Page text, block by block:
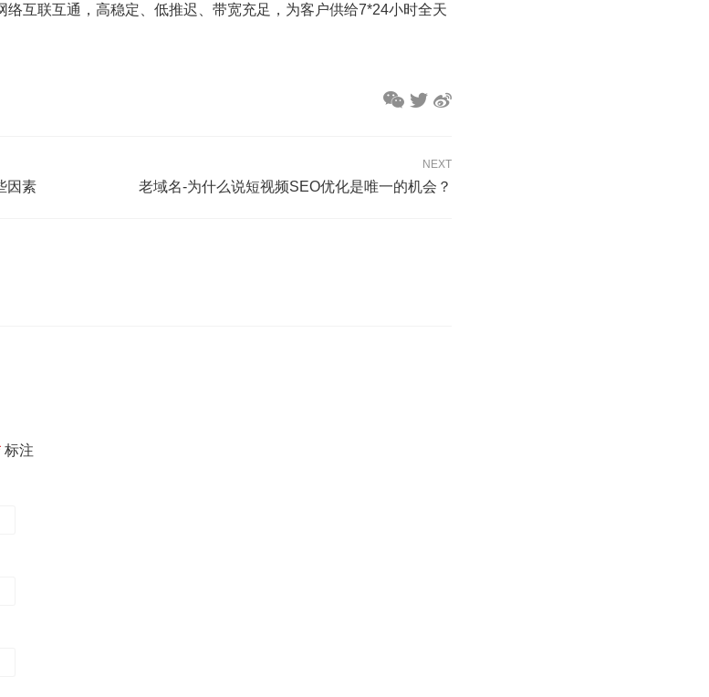
互联互通，高稳定、低推迟、带宽充足，为客户供给7*24小时全天
因素
NEXT
老域名-为什么说短视频SEO优化是唯一的机会？
标注